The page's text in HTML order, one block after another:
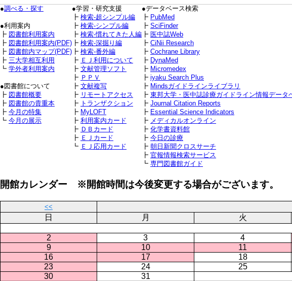
●調べる・探す ●学習・研究支援 ●データベース検索
┣ 検索-超シンプル編 ┣ PubMed
●利用案内
┣ 検索-シンプル編 ┣ SciFinder
┣ 図書館利用案内 ┣ 検索-慣れてきた人編 ┣ 医中誌Web
┣ 図書館利用案内(PDF) ┣ 検索-深掘り編 ┣ CiNii Research
┣ 図書館内マップ(PDF) ┣ 検索-番外編 ┣ Cochrane Library
┣ 三大学相互利用 ┣ ＥＪ利用について ┣ DynaMed
┗ 学外者利用案内 ┣ 文献管理ソフト ┣ Micromedex
┣ ＰＰＶ ┣ iyaku Search Plus
●図書館について
┣ 文献複写 ┣ Mindsガイドラインライブラリ
┣ 図書館概要 ┣ リモートアクセス ┣ 東邦大学・医中誌診療ガイドライン情報データ
┣ 図書館の貴重本 ┣ トランザクション ┣ Journal Citation Reports
┣ 今月の特集 ┣ MyLOFT ┣ Essential Science Indicators
┗ 今月の展示 ┣ 利用案内カード ┣ メディカルオンライン
┣ ＤＢカード ┣ 化学書資料館
┣ ＥＪカード ┣ 今日の診療
┗ ＥＪ応用カード ┣ 朝日新聞クロスサーチ
┣ 官報情報検索サービス
┗ 専門図書館ガイド
開館カレンダー ※開館時間は今後変更する場合がございます。
<<
日 月 火
2
3 4
9
10 11
16
17 18
23
24 25
30
31